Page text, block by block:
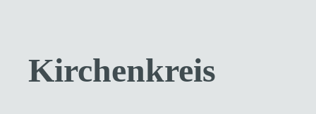
Kirchenkreis